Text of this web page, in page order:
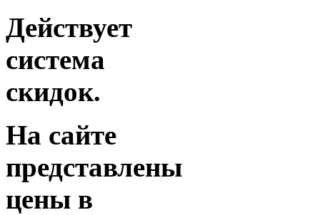
Действует
система
скидок.
На сайте
представлены
цены в